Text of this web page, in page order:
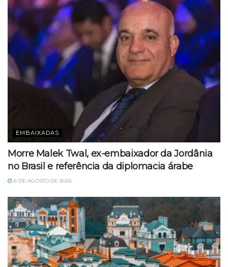
EMBAIXADAS
Morre Malek Twal, ex-embaixador da Jordânia
no Brasil e referência da diplomacia árabe
6 DE AGOSTO DE 2026